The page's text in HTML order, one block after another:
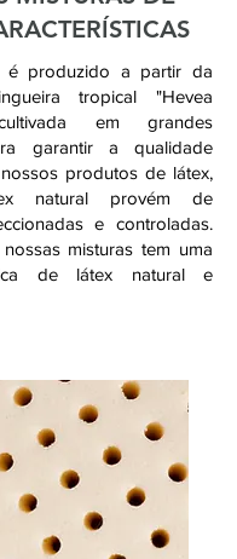
é produzido a partir da
tropical "Hevea
em grandes
garantir a qualidade
produtos de látex,
natural provém de
e controladas.
misturas tem uma
de látex natural e